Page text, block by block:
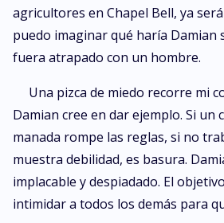
agricultores en Chapel Bell, ya
puedo imaginar qué haría Damian
fuera atrapado con un hombre.
Una pizca de miedo recorre mi
Damian cree en dar ejemplo. Si un
manada rompe las reglas, si no
muestra debilidad, es basura.
implacable y despiadado. El
intimidar a todos los demás para